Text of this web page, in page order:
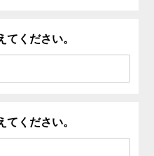
てください。
てください。